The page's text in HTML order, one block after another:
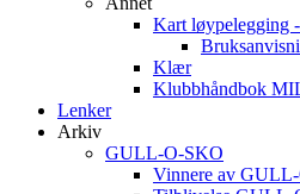
Kart løypelegging
Klær
Klubbhåndbok
Lenker
Arkiv
GULL-O-SKO
Vinnere av